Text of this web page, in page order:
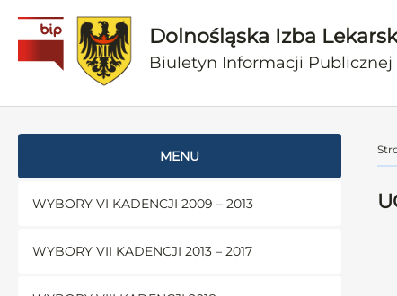
Dolnośląska Izba
Biuletyn Informacji Publicznej
MENU
WYBORY VI KADENCJI 2009 – 2013
WYBORY VII KADENCJI 2013 – 2017